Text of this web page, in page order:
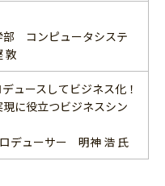
コンピュータシステ
敦
ュースしてビジネス化！
に役立つビジネスシン
デューサー 明神 浩 氏